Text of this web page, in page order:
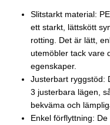
Slitstarkt material:
ett starkt, lättskött
rotting. Det är lätt,
utemöbler tack vare
egenskaper.
Justerbart ryggstöd:
3 justerbara lägen,
bekväma och
Enkel förflyttning: